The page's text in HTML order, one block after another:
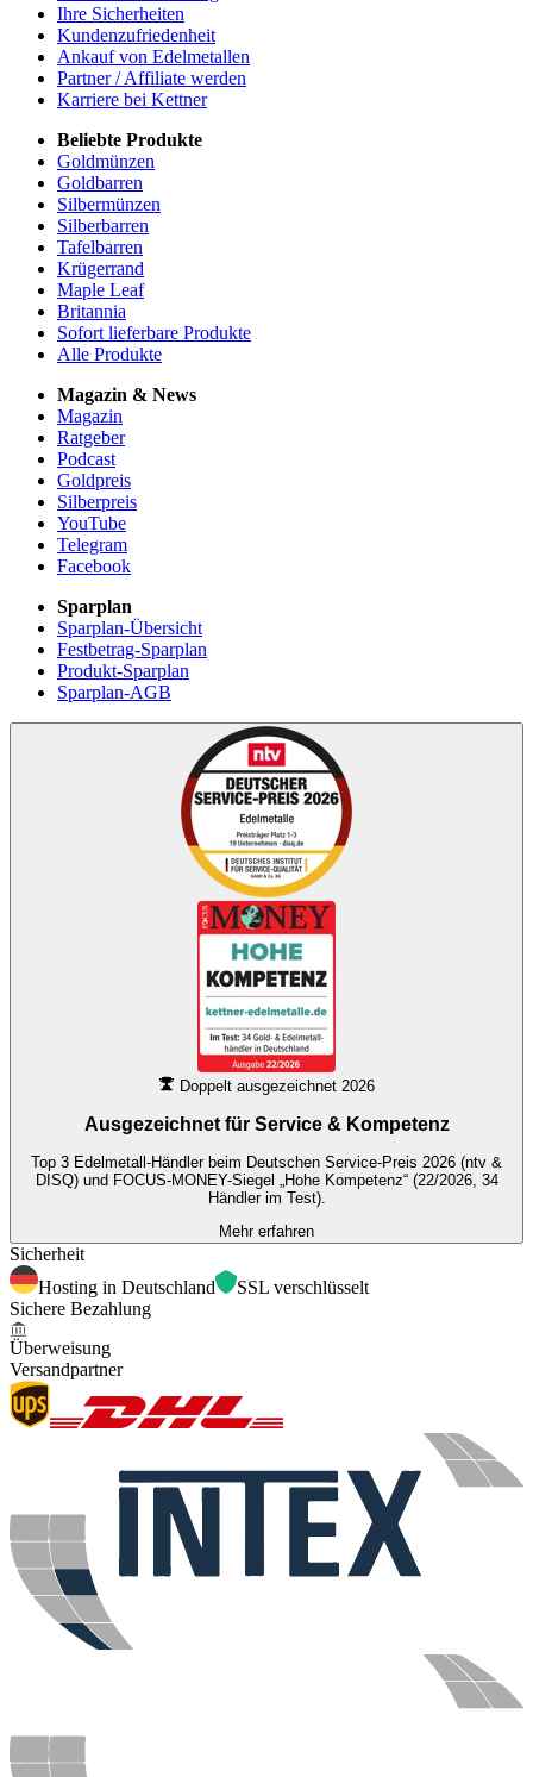
Ihre Sicherheiten
Kundenzufriedenheit
Ankauf von Edelmetallen
Partner / Affiliate werden
Karriere bei Kettner
Beliebte Produkte
Goldmünzen
Goldbarren
Silbermünzen
Silberbarren
Tafelbarren
Krügerrand
Maple Leaf
Britannia
Sofort lieferbare Produkte
Alle Produkte
Magazin & News
Magazin
Ratgeber
Podcast
Goldpreis
Silberpreis
YouTube
Telegram
Facebook
Sparplan
Sparplan-Übersicht
Festbetrag-Sparplan
Produkt-Sparplan
Sparplan-AGB
Doppelt ausgezeichnet 2026
Ausgezeichnet für Service & Kompetenz
Top 3 Edelmetall-Händler beim Deutschen Service-Preis 2026 (ntv &
DISQ) und FOCUS-MONEY-Siegel „Hohe Kompetenz“ (22/2026, 34
Händler im Test).
Mehr erfahren
Sicherheit
Hosting in Deutschland
SSL verschlüsselt
Sichere Bezahlung
Überweisung
Versandpartner